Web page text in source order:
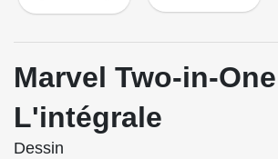
Marvel Two-in-
L'intégrale
Dessin